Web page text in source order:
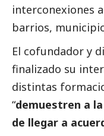
interconexiones
barrios,
El cofundador y
finalizado su
distintas
“demuestren a
de llegar a